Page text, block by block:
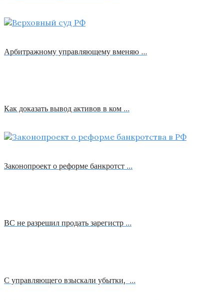
Арбитражному управляющему вменяю …
Как доказать вывод активов в ком …
Законопроект о реформе банкротст …
ВС не разрешил продать зарегистр …
С управляющего взыскали убытки, …